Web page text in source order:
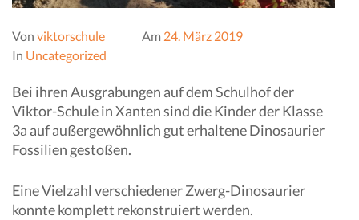
Von viktorschule Am 24. März 2019
In Uncategorized
Bei ihren Ausgrabungen auf dem Schulhof der
Viktor-Schule in Xanten sind die Kinder der Klasse
3a auf außergewöhnlich gut erhaltene Dinosaurier
Fossilien gestoßen.
Eine Vielzahl verschiedener Zwerg-Dinosaurier
konnte komplett rekonstruiert werden.